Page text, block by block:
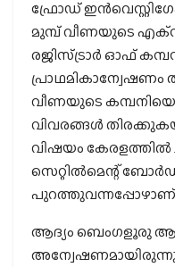
ഫ്രോഡ്
മുമ്പ് വീണയുടെ
രജിസ്ട്രാര്‍ ഓഫ്
വീണയുടെ
വിവരങ്ങള്‍
വിഷയം കേരളത്തില്‍
സെറ്റില്‍മെന്റ് ബോര്‍ഡ്
ആദ്യം ബെംഗളൂരു